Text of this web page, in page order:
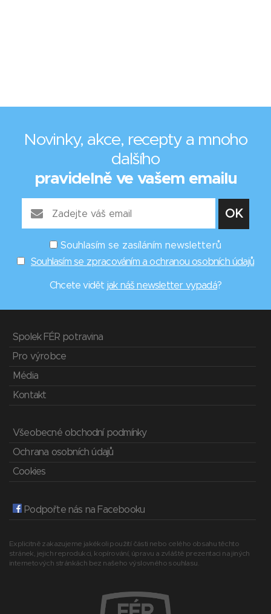
Novinky, akce, recepty a mnoho
dalšího
pravidelně ve vašem emailu
Souhlasím se zasíláním newsletterů
Souhlasím se zpracováním a ochranou osobních údajů
Chcete vidět jak náš newsletter vypadá?
Spolek FÉR potravina
Pro výrobce
Média
Kontakt
Všeobecné obchodní podmínky
Ochrana osobních údajů
Cookies
Podpořte nás na Facebooku
Explicitně zakazujeme jakékoli použití části nebo celého obsahu těchto
stránek, jejich reprodukci, kopírování, úpravu a zvláště prezentaci na jiných
internetových stránkách bez našeho výslovného souhlasu.